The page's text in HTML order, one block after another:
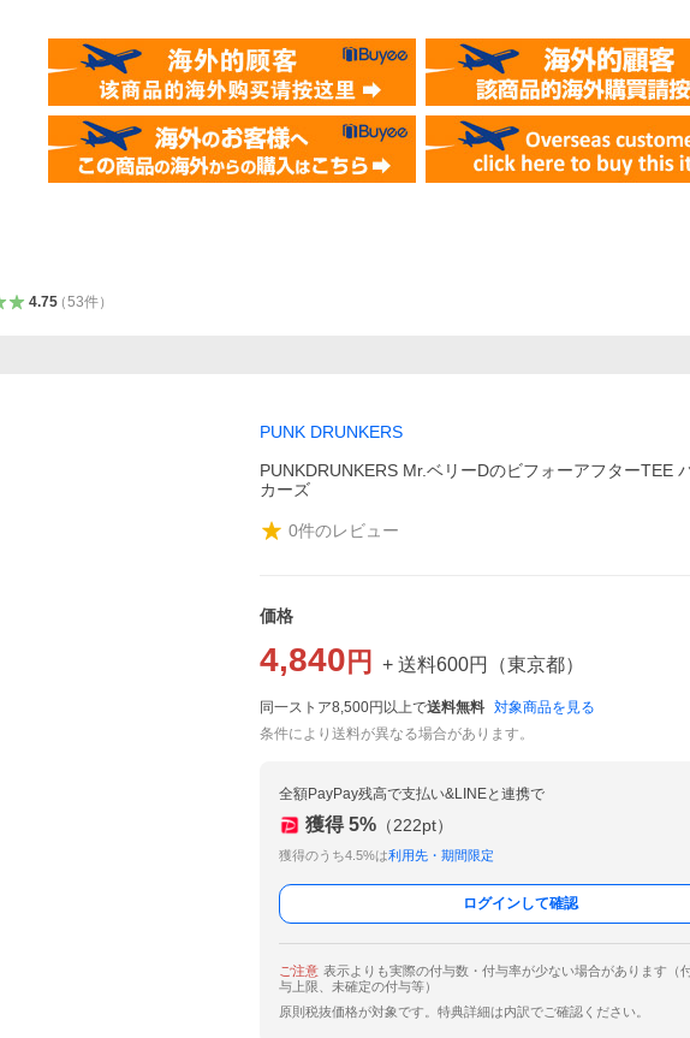
4.75（53件）
PUNK DRUNKERS
PUNKDRUNKERS Mr.ベリーDのビフォーアフターTEE
カーズ
0件のレビュー
価格
4,840 円 + 送料600円 （東京都）
同一ストア8,500円以上で送料無料 対象商品を見る
条件により送料が異なる場合があります。
全額PayPay残高で支払い&LINEと連携で
獲得 5% （222pt）
獲得のうち4.5%は利用先・期間限定
ログインして確認
ご注意 表示よりも実際の付与数・付与率が少ない場合があります（
与上限、未確定の付与等）
原則税抜価格が対象です。特典詳細は内訳でご確認ください。